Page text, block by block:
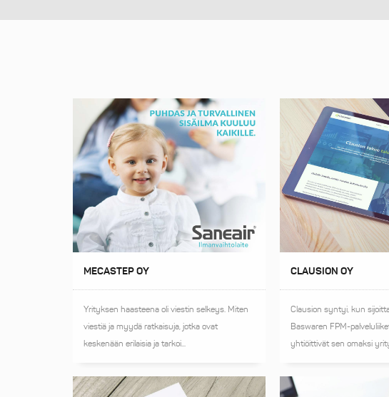
MECASTEP OY
Yrityksen haasteena oli viestin selkeys. Miten
viestiä ja myydä ratkaisuja, jotka ovat
keskenään erilaisia ja tarkoi...
CLAUSION OY
Clausion syntyi, kun
Baswaren FPM-
yhtiöittivät sen omaksi